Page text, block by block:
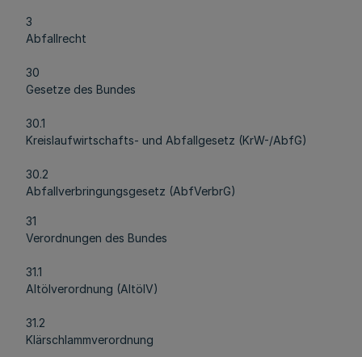
3
Abfallrecht
30
Gesetze des Bundes
30.1
Kreislaufwirtschafts- und Abfallgesetz (KrW-/AbfG)
30.2
Abfallverbringungsgesetz (AbfVerbrG)
31
Verordnungen des Bundes
31.1
Altölverordnung (AltölV)
31.2
Klärschlammverordnung